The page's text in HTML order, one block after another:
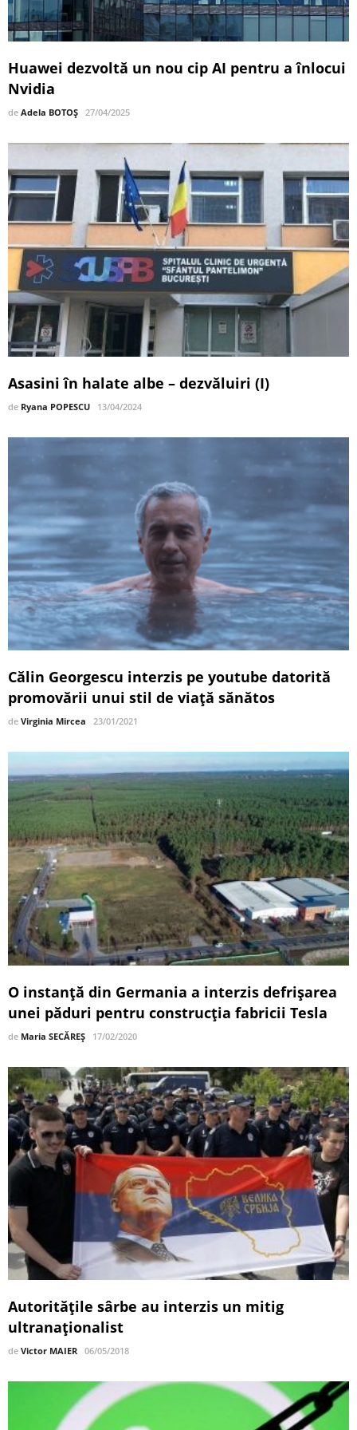
Huawei dezvoltă un nou cip AI pentru a înlocui
Nvidia
de Adela BOTOȘ 27/04/2025
Asasini în halate albe – dezvăluiri (I)
de Ryana POPESCU 13/04/2024
Călin Georgescu interzis pe youtube datorită
promovării unui stil de viață sănătos
de Virginia Mircea 23/01/2021
O instanţă din Germania a interzis defrișarea
unei păduri pentru construcţia fabricii Tesla
de Maria SECĂREȘ 17/02/2020
Autorităţile sârbe au interzis un mitig
ultranaționalist
de Victor MAIER 06/05/2018